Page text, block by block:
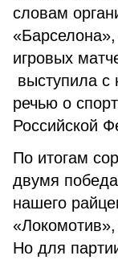
словам
игровых
выступила с
речью о
Российской
По итогам
двумя
нашего
Но для